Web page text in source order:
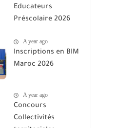
Educateurs
Préscolaire 2026
A year ago
Inscriptions en BIM
Maroc 2026
A year ago
Concours
Collectivités